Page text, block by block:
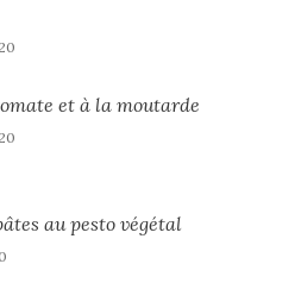
et à la moutarde
au pesto végétal